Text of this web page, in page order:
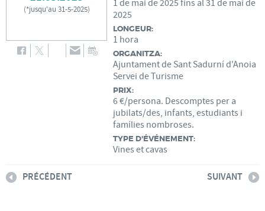
(*jusqu'au 31-5-2025)
1 de mai de2025 fins al31 de mai de
2025
LONGEUR:
1 hora
ORGANITZA:
Ajuntament de Sant Sadurní d'Anoia
Servei de Turisme
PRIX:
6 €/persona. Descomptes per a
jubilats/des, infants, estudiants i
famílies nombroses.
TYPE D'ÉVÉNEMENT:
Vines et cavas
PRÉCÉDENT SUIVANT